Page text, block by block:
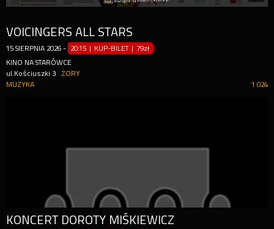
VOICINGERS ALL STARS
15 SIERPNIA 2026 - 20:15 | KUP-BILET | 79zł
KINO NA STARÓWCE
ul.Kościuszki 3
ŻORY
1 024
MUZYKA
KONCERT DOROTY MIŚKIEWICZ